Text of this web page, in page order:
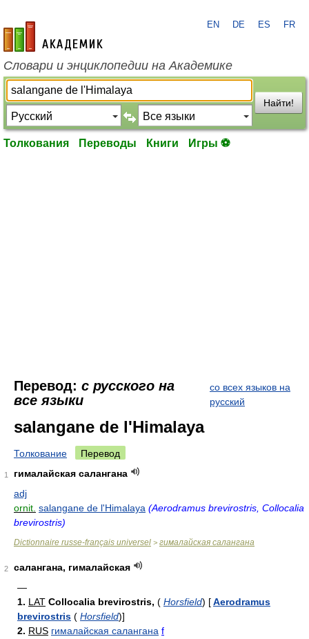
academic.ru
EN DE ES FR
Словари и энциклопедии на Академике
Найти!
Толкования Переводы Книги Игры ⚽
Перевод: с русского на
все языки
со всех языков на
русский
salangane de l'Himalaya
Толкование Перевод
1
гималайская салангана
adj
ornit. salangane de l'Himalaya (Aerodramus brevirostris, Collocalia
brevirostris)
Dictionnaire russe-français universel > гималайская салангана
2
салангана, гималайская
—
1. LAT Collocalia brevirostris, ( Horsfield) [Aerodramus
brevirostris ( Horsfield)]
2. RUS гималайская салангана f